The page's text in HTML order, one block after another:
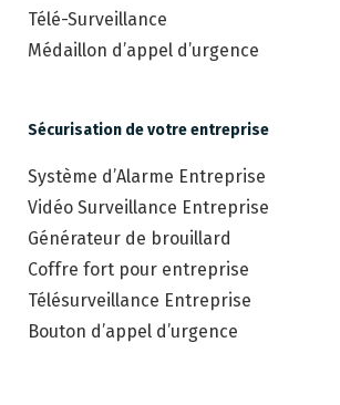
Télé-Surveillance
Médaillon d’appel d’urgence
Sécurisation de votre entreprise
Système d’Alarme Entreprise
Vidéo Surveillance Entreprise
Générateur de brouillard
Coffre fort pour entreprise
Télésurveillance Entreprise
Bouton d’appel d’urgence